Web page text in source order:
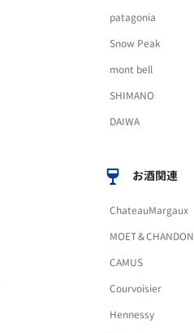
patagonia
Snow Peak
mont bell
SHIMANO
DAIWA
お酒関連
ChateauMargaux
MOET＆CHANDON
CAMUS
Courvoisier
Hennessy